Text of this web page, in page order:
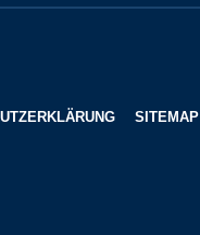
SITEMAP